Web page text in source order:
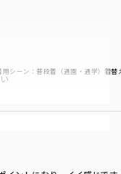
用シーン ：普段着（通園・通学） 着替
ルグレー、